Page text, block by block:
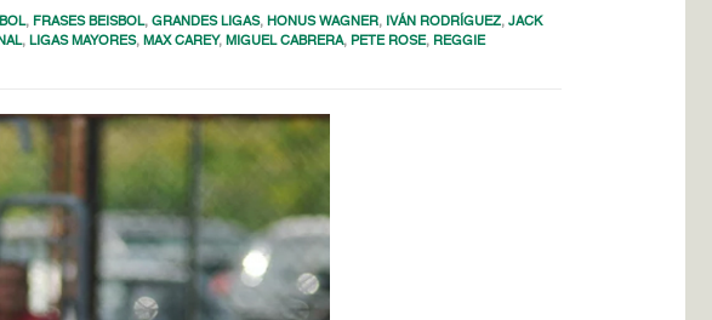
, FRASES BEISBOL,GRANDES LIGAS, HONUS WAGNER, IVÁN RODRÍGUEZ,JACK
, LIGAS MAYORES, MAX CAREY, MIGUEL CABRERA, PETE ROSE, REGGIE